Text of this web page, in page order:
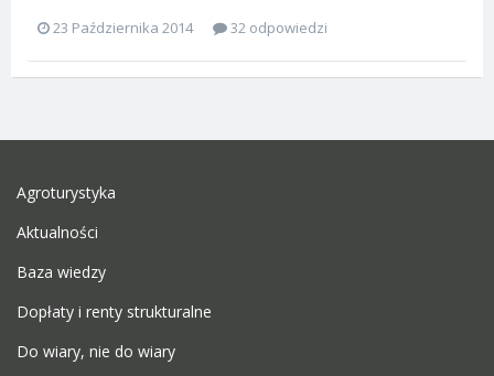
23 Października 2014
32 odpowiedzi
Agroturystyka
Aktualności
Baza wiedzy
Dopłaty i renty strukturalne
Do wiary, nie do wiary